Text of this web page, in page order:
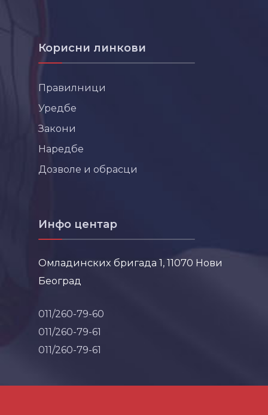
Корисни линкови
Правилници
Уредбе
Закони
Наредбе
Дозволе и обрасци
Инфо центар
Омладинских бригада 1, 11070 Нови
Београд
011/260-79-60
011/260-79-61
011/260-79-61